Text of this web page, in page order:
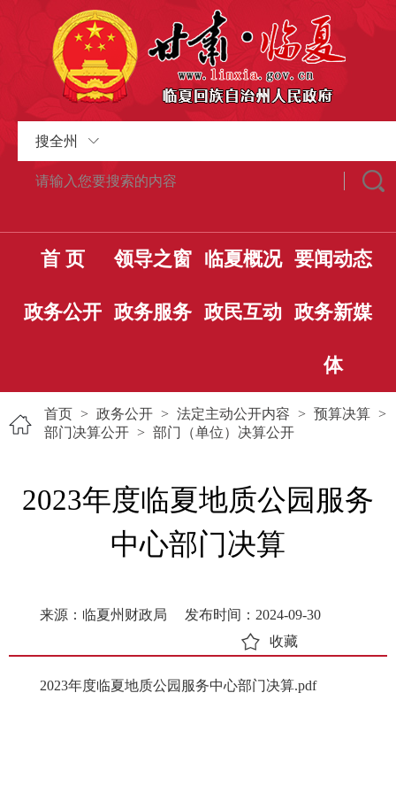
搜全州
首 页 领导之窗 临夏概况 要闻动态
政务公开 政务服务 政民互动 政务新媒
体
首页 > 政务公开 > 法定主动公开内容 > 预算决算 >
部门决算公开 > 部门（单位）决算公开
2023年度临夏地质公园服务
中心部门决算
来源：临夏州财政局
发布时间：2024-09-30
收藏
2023年度临夏地质公园服务中心部门决算.pdf